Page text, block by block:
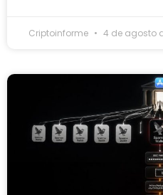
Criptoinforme 4 de agosto